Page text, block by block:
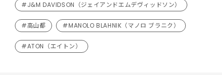
#J&M DAVIDSON（ジェイアンドエムデヴィッドソン）
#高山都 #MANOLO BLAHNIK（マノロ ブラニク）
#ATON（エイトン）